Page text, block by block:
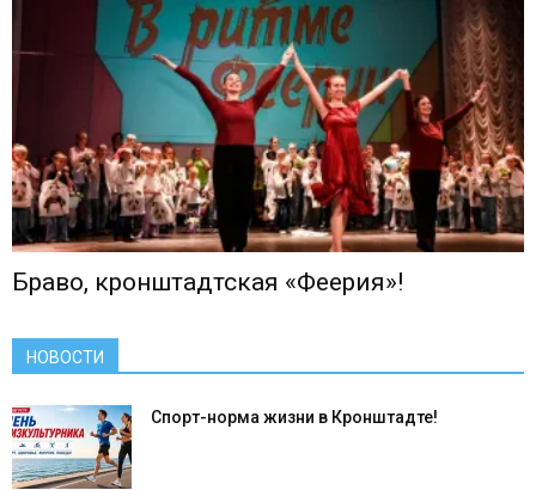
собор
Браво, кронштадтская «Феерия»!
НОВОСТИ
Спорт-норма жизни в Кронштадте!